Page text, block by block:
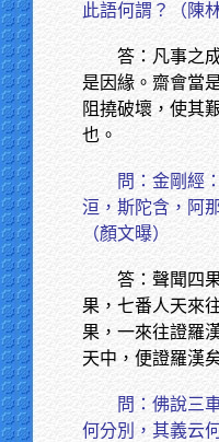
此語何謂？（陳
答：凡事之
是因緣。齋會當
阻撓破壞，使其
也。
問：金剛經
洹，斯陀含，阿
（顏文曝）
答：聲聞四
果，七番人天來
果，一來往證羅
天中，便證羅漢
問：佛說三
何分別，其義云